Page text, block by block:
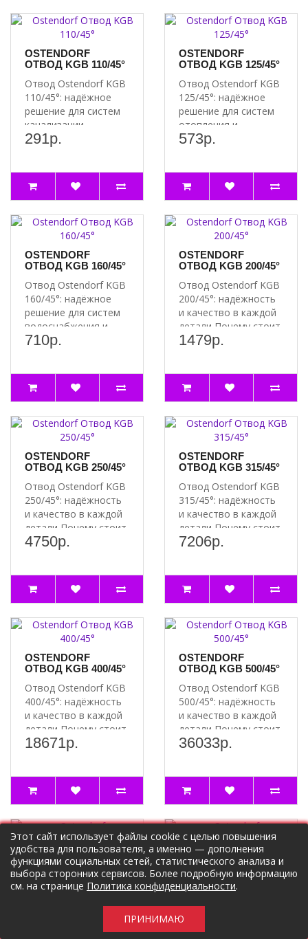
OSTENDORF
ОТВОД KGB 110/45°
Отвод Ostendorf KGB
110/45°: надёжное
решение для систем
канализации
Преимущества
291р.
OSTENDORF
ОТВОД KGB 125/45°
Отвод Ostendorf KGB
125/45°: надёжное
решение для систем
отопления и
водоснабжения
573р.
OSTENDORF
ОТВОД KGB 160/45°
Отвод Ostendorf KGB
160/45°: надёжное
решение для систем
водоснабжения и
отопления
710р.
OSTENDORF
ОТВОД KGB 200/45°
Отвод Ostendorf KGB
200/45°: надёжность
и качество в каждой
детали Почему стоит
выбрать отвод..
1479р.
OSTENDORF
ОТВОД KGB 250/45°
Отвод Ostendorf KGB
250/45°: надёжность
и качество в каждой
детали Почему стоит
выбрать отвод..
4750р.
OSTENDORF
ОТВОД KGB 315/45°
Отвод Ostendorf KGB
315/45°: надёжность
и качество в каждой
детали Почему стоит
выбрать отвод..
7206р.
OSTENDORF
ОТВОД KGB 400/45°
Отвод Ostendorf KGB
400/45°: надёжность
и качество в каждой
детали Почему стоит
выбрать отвод..
18671р.
OSTENDORF
ОТВОД KGB 500/45°
Отвод Ostendorf KGB
500/45°: надёжность
и качество в каждой
детали Почему стоит
выбрать отвод..
36033р.
OSTENDORF
КАНАЛИЗАЦИОННАЯ
ТРУБА SKOLAN
OSTENDORF
КАНАЛИЗАЦИОННАЯ
ТРУБА SKOLAN
SKEM 50/250
Канализационная
Этот сайт использует файлы cookie с целью повышения
удобства для пользователя, а именно — дополнения
функциями социальных сетей, статистического анализа и
выбора сторонних сервисов. Более подробную информацию
см. на странице Политика конфиденциальности.
ПРИНИМАЮ